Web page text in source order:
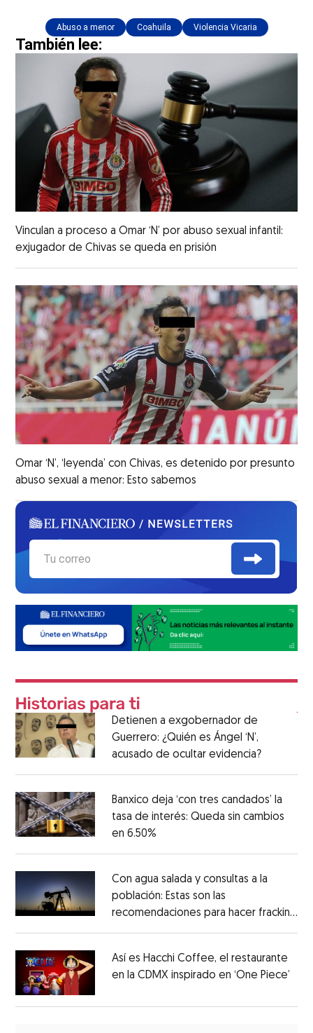
Abuso a menor Coahuila Violencia Vicaria
También lee:
Vinculan a proceso a Omar ‘N’ por abuso sexual infantil:
exjugador de Chivas se queda en prisión
Omar ‘N’, ‘leyenda’ con Chivas, es detenido por presunto
abuso sexual a menor: Esto sabemos
Detienen a exgobernador de
Guerrero: ¿Quién es Ángel ‘N’,
acusado de ocultar evidencia?
Banxico deja ‘con tres candados’ la
tasa de interés: Queda sin cambios
en 6.50%
Con agua salada y consultas a la
población: Estas son las
recomendaciones para hacer fracking
en México
Así es Hacchi Coffee, el restaurante
en la CDMX inspirado en ‘One Piece’